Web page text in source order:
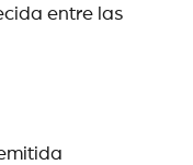
entre las